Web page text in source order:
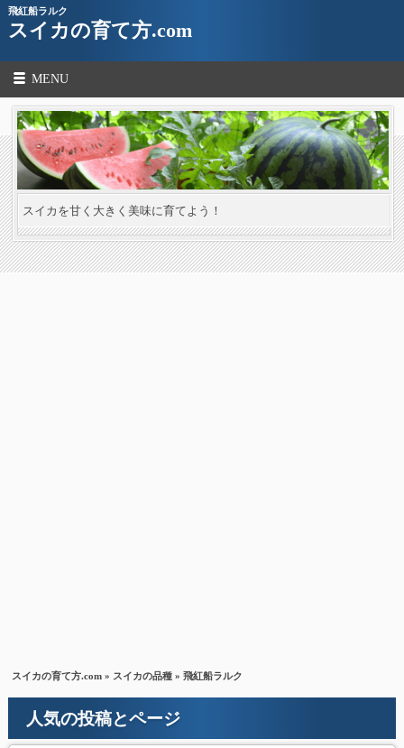
飛紅船ラルク
スイカの育て方.com
MENU
スイカを甘く大きく美味に育てよう！
スイカの育て方.com » スイカの品種 » 飛紅船ラルク
人気の投稿とページ